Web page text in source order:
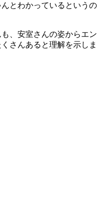
とわかっているというの
、安室さんの姿からエン
さんあると理解を示しま